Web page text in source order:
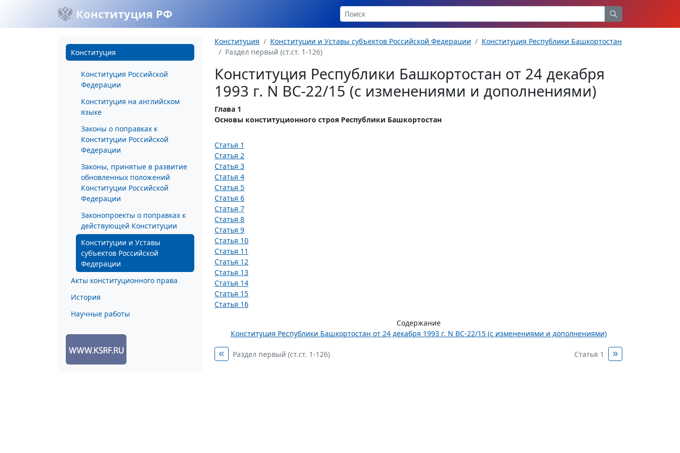
Конституция РФ
Конституция
Конституция Российской
Федерации
Конституция на английском
языке
Законы о поправках к
Конституции Российской
Федерации
Законы, принятые в развитие
обновленных положений
Конституции Российской
Федерации
Законопроекты о поправках к
действующей Конституции
Конституции и Уставы
субъектов Российской
Федерации
Акты конституционного права
История
Научные работы
Конституция Конституции и Уставы субъектов Российской Федерации
Конституция Республики Башкортостан
Раздел первый (ст.ст. 1-126)
Конституция Республики Башкортостан от 24 декабря
1993 г. N ВС-22/15 (с изменениями и дополнениями)
Глава 1
Основы конституционного строя Республики Башкортостан
Статья 1
Статья 2
Статья 3
Статья 4
Статья 5
Статья 6
Статья 7
Статья 8
Статья 9
Статья 10
Статья 11
Статья 12
Статья 13
Статья 14
Статья 15
Статья 16
Содержание
Конституция Республики Башкортостан от 24 декабря 1993 г. N ВС-22/15 (с изменениями и дополнениями)
Раздел первый (ст.ст. 1-126) Статья 1